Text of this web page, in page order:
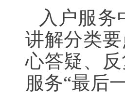
入户服务
讲解分类
心答疑、
服务“最后